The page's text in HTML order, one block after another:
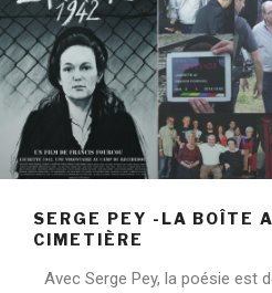
SERGE PEY -LA BOÎTE
CIMETIÈRE
Avec Serge Pey, la poésie est